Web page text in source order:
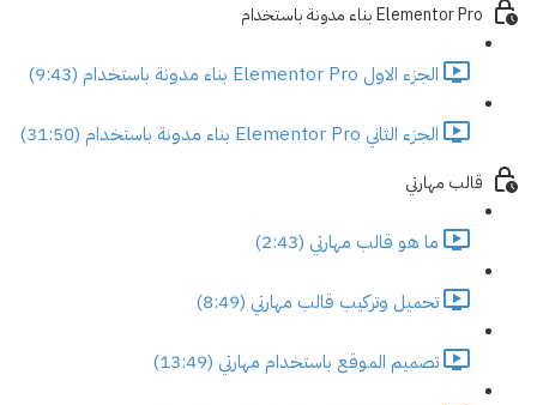
Elementor Pro بناء مدونة باستخدام
الجزء الاول Elementor Pro بناء مدونة باستخدام (9:43)
الجزء الثاني Elementor Pro بناء مدونة باستخدام (31:50)
قالب مهارتي
ما هو قالب مهارتي (2:43)
تحميل وتركيب قالب مهارتي (8:49)
تصميم الموقع باستخدام مهارتي (13:49)